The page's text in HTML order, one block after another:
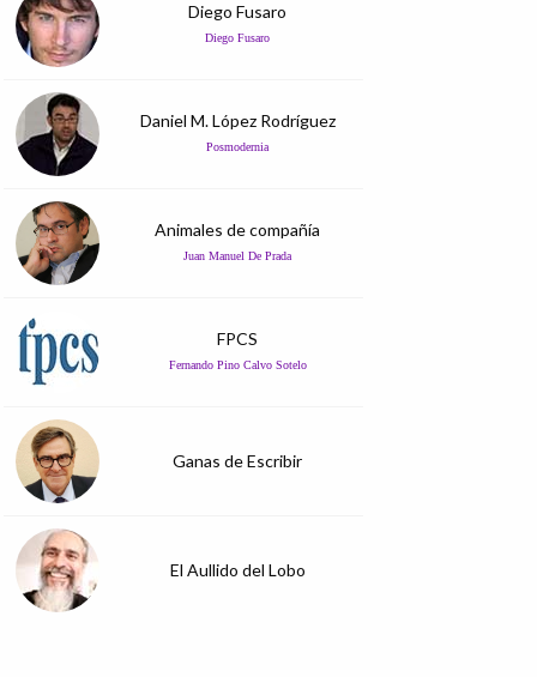
Diego Fusaro
Diego Fusaro
Daniel M. López Rodríguez
Posmodernia
Animales de compañía
Juan Manuel De Prada
FPCS
Fernando Pino Calvo Sotelo
Ganas de Escribir
El Aullido del Lobo